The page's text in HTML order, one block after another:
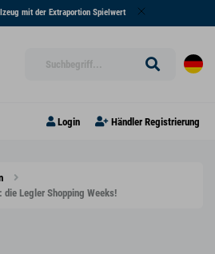
mit der Extraportion Spielwert
Login Händler Registrierung
Legler Shopping Weeks!